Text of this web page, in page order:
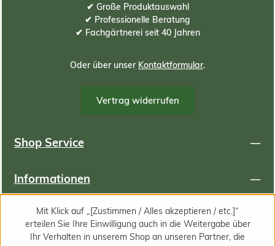
✔ Große Produktauswahl
✔ Professionelle Beratung
✔ Fachgärtnerei seit 40 Jahren
Oder über unser Kontaktformular.
Vertrag widerrufen
Shop Service
Informationen
Newsletter
Mit Klick auf „[Zustimmen / Alles akzeptieren / etc.]“
erteilen Sie Ihre Einwilligung auch in die Weitergabe über
Ihr Verhalten in unserem Shop an unseren Partner, die